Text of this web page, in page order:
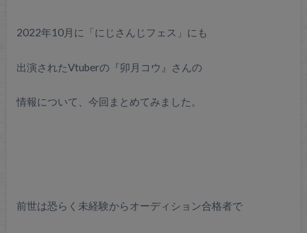
2022年10月に「にじさんじフェス」にも
出演されたVtuberの『卯月コウ』さんの
情報について、今回まとめてみました。
前世は恐らく未経験からオーディション合格者で